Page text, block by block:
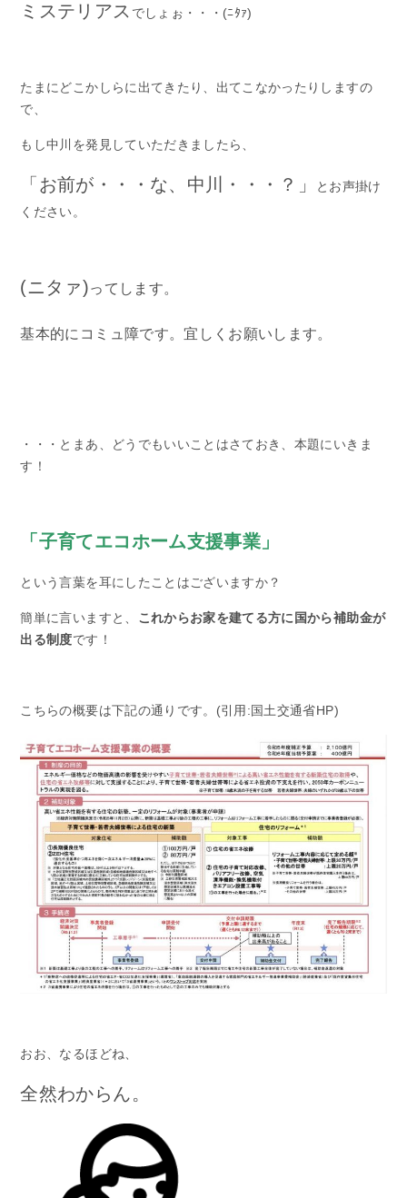
ミステリアス でしょぉ・・・(ﾆﾀｧ)
たまにどこかしらに出てきたり、出てこなかったりしますの
で、
もし中川を発見していただきましたら、
「お前が・・・な、中川・・・？」
とお声掛け
ください。
(ニタァ)ってします。
基本的にコミュ障です。宜しくお願いします。
・・・とまあ、どうでもいいことはさておき、本題にいきま
す！
「子育てエコホーム支援事業」
という言葉を耳にしたことはございますか？
簡単に言いますと、 これからお家を建てる方に国から補助金が
出る制度です！
こちらの概要は下記の通りです。(引用:国土交通省HP)
おお、なるほどね、
全然わからん。